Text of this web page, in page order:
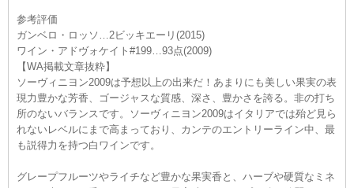
参考評価
ガンベロ・ロッソ…2ビッキエーリ(2015)
ワイン・アドヴォケイト#199…93点(2009)
【WA掲載文章抜粋】
ソーヴィニヨン2009は予想以上の出来だ！あまりにも美しい果実の表
現力豊かな芳香、ゴージャスな質感、深さ、豊かさを誇る。非の打ち
所のないバランスです。ソーヴィニヨン2009はイタリアでは殆ど見ら
れないレベルにまで高まっており、カンテのエントリーライン中、最
も説得力を持つ白ワインです。
グレープフルーツやライチなど豊かな果実香と、ハーブや硬質なミネ